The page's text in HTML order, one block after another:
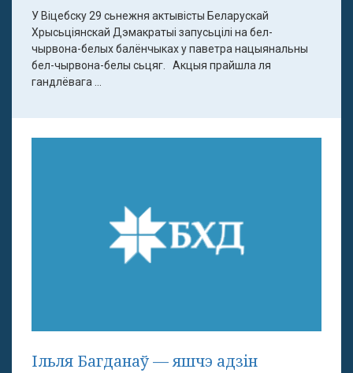
У Віцебску 29 сьнежня актывісты Беларускай
Хрысьціянскай Дэмакратыі запусьцілі на бел-
чырвона-белых балёнчыках у паветра нацыянальны
бел-чырвона-белы сьцяг. Акцыя прайшла ля
гандлёвага ...
Ільля Багданаў — яшчэ адзін